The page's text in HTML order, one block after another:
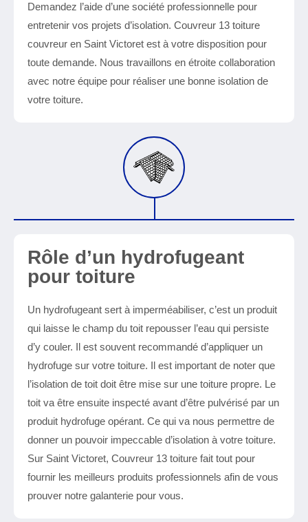
Demandez l’aide d’une société professionnelle pour
entretenir vos projets d’isolation. Couvreur 13 toiture
couvreur en Saint Victoret est à votre disposition pour
toute demande. Nous travaillons en étroite collaboration
avec notre équipe pour réaliser une bonne isolation de
votre toiture.
Rôle d’un hydrofugeant
pour toiture
Un hydrofugeant sert à imperméabiliser, c’est un produit
qui laisse le champ du toit repousser l’eau qui persiste
d’y couler. Il est souvent recommandé d’appliquer un
hydrofuge sur votre toiture. Il est important de noter que
l’isolation de toit doit être mise sur une toiture propre. Le
toit va être ensuite inspecté avant d’être pulvérisé par un
produit hydrofuge opérant. Ce qui va nous permettre de
donner un pouvoir impeccable d’isolation à votre toiture.
Sur Saint Victoret, Couvreur 13 toiture fait tout pour
fournir les meilleurs produits professionnels afin de vous
prouver notre galanterie pour vous.